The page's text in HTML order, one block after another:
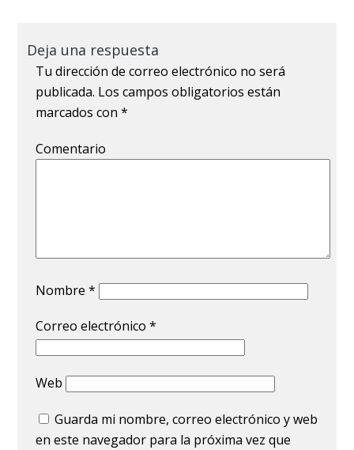
Deja una respuesta
Tu dirección de correo electrónico no será
publicada. Los campos obligatorios están
marcados con*
Comentario
Nombre*
Correo electrónico*
Web
Guarda mi nombre, correo electrónico y web
en este navegador para la próxima vez que